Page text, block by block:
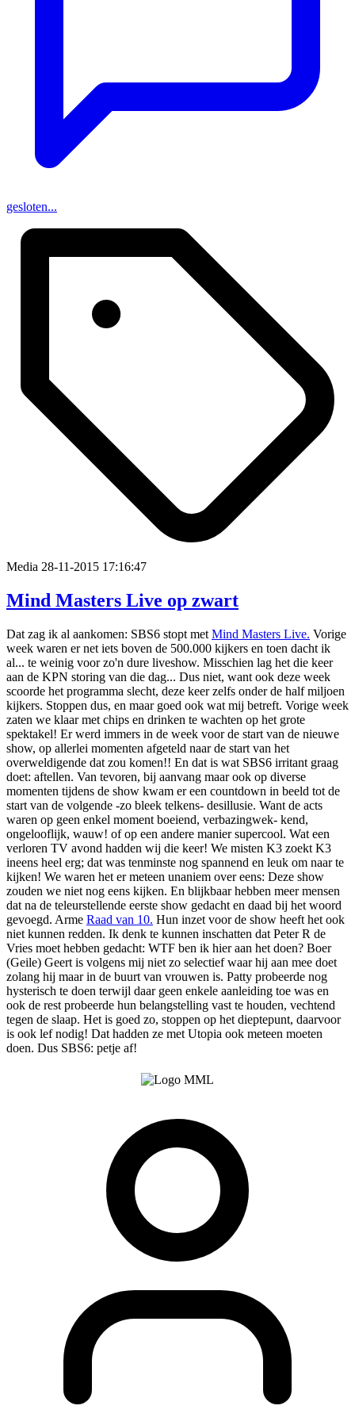
gesloten...
Media 28-11-2015 17:16:47
Mind Masters Live op zwart
Dat zag ik al aankomen: SBS6 stopt met Mind Masters Live. Vorige
week waren er net iets boven de 500.000 kijkers en toen dacht ik
al... te weinig voor zo'n dure liveshow. Misschien lag het die keer
aan de KPN storing van die dag... Dus niet, want ook deze week
scoorde het programma slecht, deze keer zelfs onder de half miljoen
kijkers. Stoppen dus, en maar goed ook wat mij betreft. Vorige week
zaten we klaar met chips en drinken te wachten op het grote
spektakel! Er werd immers in de week voor de start van de nieuwe
show, op allerlei momenten afgeteld naar de start van het
overweldigende dat zou komen!! En dat is wat SBS6 irritant graag
doet: aftellen. Van tevoren, bij aanvang maar ook op diverse
momenten tijdens de show kwam er een countdown in beeld tot de
start van de volgende -zo bleek telkens- desillusie. Want de acts
waren op geen enkel moment boeiend, verbazingwek- kend,
ongelooflijk, wauw! of op een andere manier supercool. Wat een
verloren TV avond hadden wij die keer! We misten K3 zoekt K3
ineens heel erg; dat was tenminste nog spannend en leuk om naar te
kijken! We waren het er meteen unaniem over eens: Deze show
zouden we niet nog eens kijken. En blijkbaar hebben meer mensen
dat na de teleurstellende eerste show gedacht en daad bij het woord
gevoegd. Arme Raad van 10. Hun inzet voor de show heeft het ook
niet kunnen redden. Ik denk te kunnen inschatten dat Peter R de
Vries moet hebben gedacht: WTF ben ik hier aan het doen? Boer
(Geile) Geert is volgens mij niet zo selectief waar hij aan mee doet
zolang hij maar in de buurt van vrouwen is. Patty probeerde nog
hysterisch te doen terwijl daar geen enkele aanleiding toe was en
ook de rest probeerde hun belangstelling vast te houden, vechtend
tegen de slaap. Het is goed zo, stoppen op het dieptepunt, daarvoor
is ook lef nodig! Dat hadden ze met Utopia ook meteen moeten
doen. Dus SBS6: petje af!